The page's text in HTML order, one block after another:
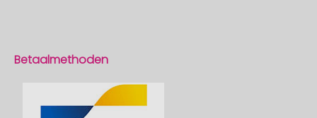
Betaalmethoden